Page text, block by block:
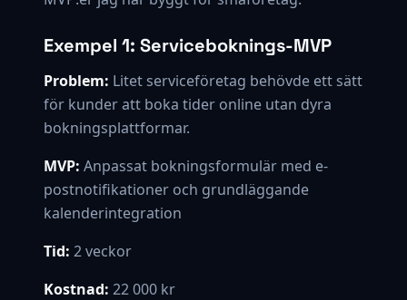
Exempel 1: Serviceboknings-MVP
Problem: Litet serviceföretag behövde ett sätt
för kunder att boka tider online utan dyra
bokningsplattformar.
MVP: Anpassat bokningsformulär med e-
postnotifikationer och grundläggande
kalenderintegration
Tid: 2 veckor
Kostnad: 22 000 kr